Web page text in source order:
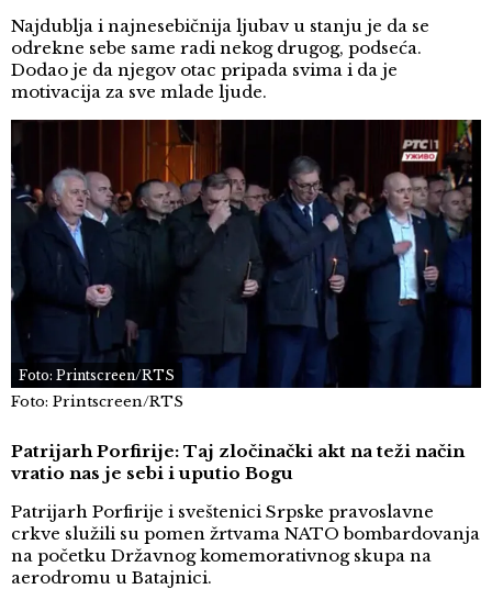
Najdublja i najnesebičnija ljubav u stanju je da se
odrekne sebe same radi nekog drugog, podseća.
Dodao je da njegov otac pripada svima i da je
motivacija za sve mlade ljude.
Foto: Printscreen/RTS
Foto: Printscreen/RTS
Patrijarh Porfirije: Taj zločinački akt na teži način
vratio nas je sebi i uputio Bogu
Patrijarh Porfirije i sveštenici Srpske pravoslavne
crkve služili su pomen žrtvama NATO bombardovanja
na početku Državnog komemorativnog skupa na
aerodromu u Batajnici.